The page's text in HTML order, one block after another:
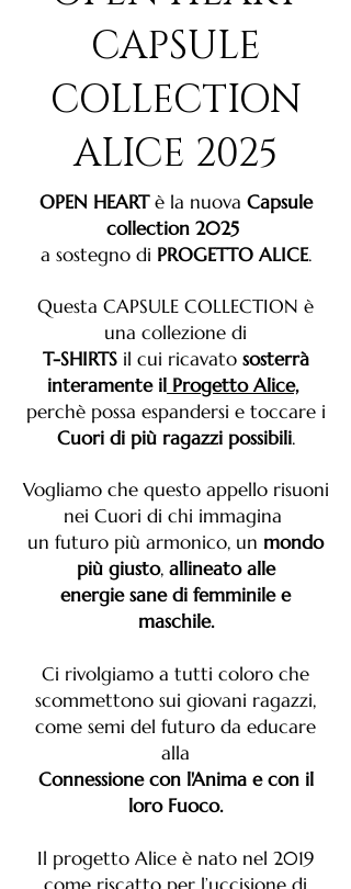
CAPSULE
COLLECTION
ALICE 2025
OPEN HEARTè la nuova Capsule
collection 2025
a sostegno di PROGETTO ALICE.
Questa CAPSULE COLLECTION è
una collezione di
T-SHIRTSil cui ricavato sosterrà
interamente il Progetto Alice,
perchè possa espandersi e toccare i
Cuori di più ragazzi possibili.
Vogliamo che questo appello risuoni
nei Cuori di chi immagina
un futuro più armonico, un mondo
più giusto, allineato alle
energie sane di femminile e
maschile.
Ci rivolgiamo a tutti coloro che
scommettono sui giovani ragazzi,
come semi del futuro da educare
alla
Connessione con l'Anima e con il
loro Fuoco.
Il progetto Alice è nato nel 2019